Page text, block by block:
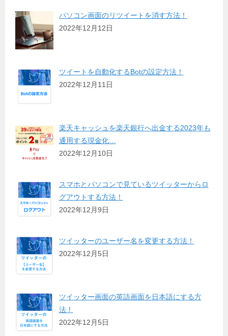
パソコン画面のリツイートを消す方法！
2022年12月12日
ツイートを自動化するBotの設定方法！
2022年12月11日
楽天キャッシュを楽天銀行へ出金する2023年も
通用する現金化…
2022年12月10日
スマホとパソコンで見ているツイッターからロ
グアウトする方法！
2022年12月9日
ツイッターのユーザー名を変更する方法！
2022年12月5日
ツイッター画面の英語画面を日本語にする方
法！
2022年12月5日